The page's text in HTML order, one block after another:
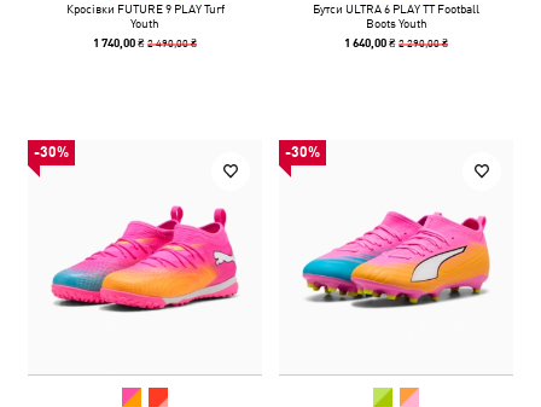
Кросівки FUTURE 9 PLAY Turf
Youth
1 740,00 ₴2 490,00 ₴
Бутси ULTRA 6 PLAY TT Football
Boots Youth
1 640,00 ₴2 290,00 ₴
-30% -30%